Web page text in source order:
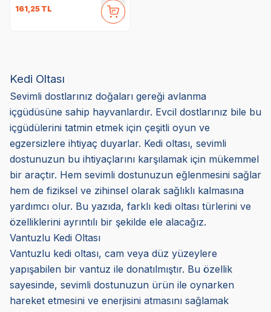
161,25 TL
Kedi Oltası
Sevimli dostlarınız doğaları gereği avlanma
içgüdüsüne sahip hayvanlardır. Evcil dostlarınız bile bu
içgüdülerini tatmin etmek için çeşitli oyun ve
egzersizlere ihtiyaç duyarlar. Kedi oltası, sevimli
dostunuzun bu ihtiyaçlarını karşılamak için mükemmel
bir araçtır. Hem sevimli dostunuzun eğlenmesini sağlar
hem de fiziksel ve zihinsel olarak sağlıklı kalmasına
yardımcı olur. Bu yazıda, farklı kedi oltası türlerini ve
özelliklerini ayrıntılı bir şekilde ele alacağız.
Vantuzlu Kedi Oltası
Vantuzlu kedi oltası, cam veya düz yüzeylere
yapışabilen bir vantuz ile donatılmıştır. Bu özellik
sayesinde, sevimli dostunuzun ürün ile oynarken
hareket etmesini ve enerjisini atmasını sağlamak